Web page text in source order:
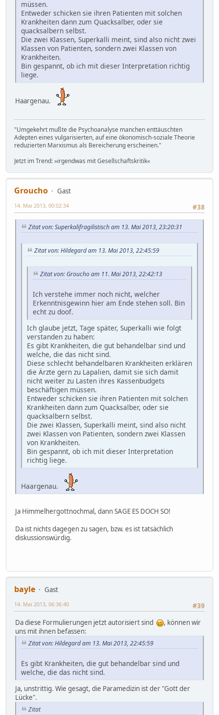
müssen.
Entweder schicken sie ihren Patienten mit solchen
Krankheiten dann zum Quacksalber, oder sie
quacksalbern selbst.
Die zwei Klassen, Superkalli meint, sind also nicht zwei
Klassen von Patienten, sondern zwei Klassen von
Krankheiten.
Bin gespannt, ob ich mit dieser Interpretation richtig
liege.
Haargenau.
"Umgekehrt mußte die Psychoanalyse manchen enttäuschten
Adepten eines vulgarisierten, auf eine ökonomisch-soziale Theorie
reduzierten Marxismus als Bereicherung erscheinen."
Jetzt im Trend: »irgendwas mit Gesellschaftskritik«
Groucho
Gast
#38
14. Mai 2013, 00:02:34
Zitat von: Superkalifragilistisch am 13. Mai 2013, 23:20:31
Zitat von: Hildegard am 13. Mai 2013, 22:45:59
Zitat von: Groucho am 11. Mai 2013, 22:42:13
Ich verstehe immer noch nicht, welcher
Erkenntnisgewinn hier am Ende stehen soll. Bin
echt zu doof.
Ich glaube jetzt, Tage später, Superkalli wie folgt
verstanden zu haben:
Es gibt Krankheiten, die gut behandelbar sind und
welche, die das nicht sind.
Diese schlecht behandelbaren Krankheiten erklären
die Ärzte gern zu Lapalien, damit sie sich damit
nicht weiter zu Lasten ihres Kassenbudgets
beschäftigen müssen.
Entweder schicken sie ihren Patienten mit solchen
Krankheiten dann zum Quacksalber, oder sie
quacksalbern selbst.
Die zwei Klassen, Superkalli meint, sind also nicht
zwei Klassen von Patienten, sondern zwei Klassen
von Krankheiten.
Bin gespannt, ob ich mit dieser Interpretation
richtig liege.
Haargenau.
Ja Himmelhergottnochmal, dann SAGE ES DOCH SO!
Da ist nichts dagegen zu sagen, bzw. es ist tatsächlich
diskussionswürdig.
bayle
Gast
#39
14. Mai 2013, 06:36:40
Da diese Formulierungen jetzt autorisiert sind
, können wir
uns mit ihnen befassen:
Zitat von: Hildegard am 13. Mai 2013, 22:45:59
Es gibt Krankheiten, die gut behandelbar sind und
welche, die das nicht sind.
Ja, unstrittig. Wie gesagt, die Paramedizin ist der "Gott der
Lücke".
Zitat